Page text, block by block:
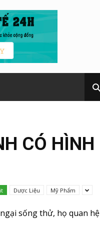
CÓ HÌNH
Dược Liệu Mỹ Phẩm
sống thử, họ quan hệ